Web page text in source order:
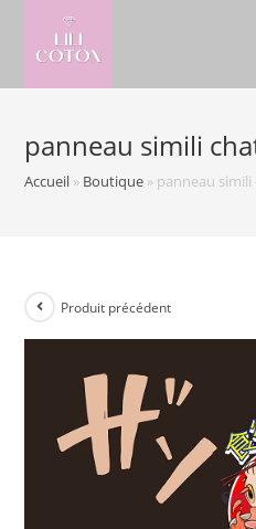
content
panneau simili
Accueil » Boutique » panneau
Produit précédent